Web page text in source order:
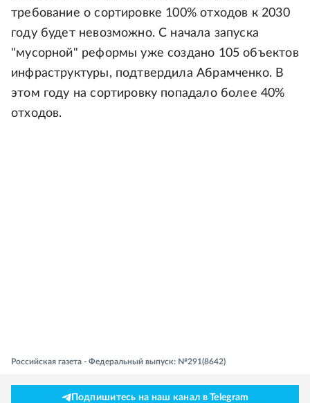
требование о сортировке 100% отходов к 2030
году будет невозможно. С начала запуска
"мусорной" реформы уже создано 105 объектов
инфраструктуры, подтвердила Абрамченко. В
этом году на сортировку попадало более 40%
отходов.
Российская газета - Федеральный выпуск: №291(8642)
Подпишитесь на наш канал в Telegram